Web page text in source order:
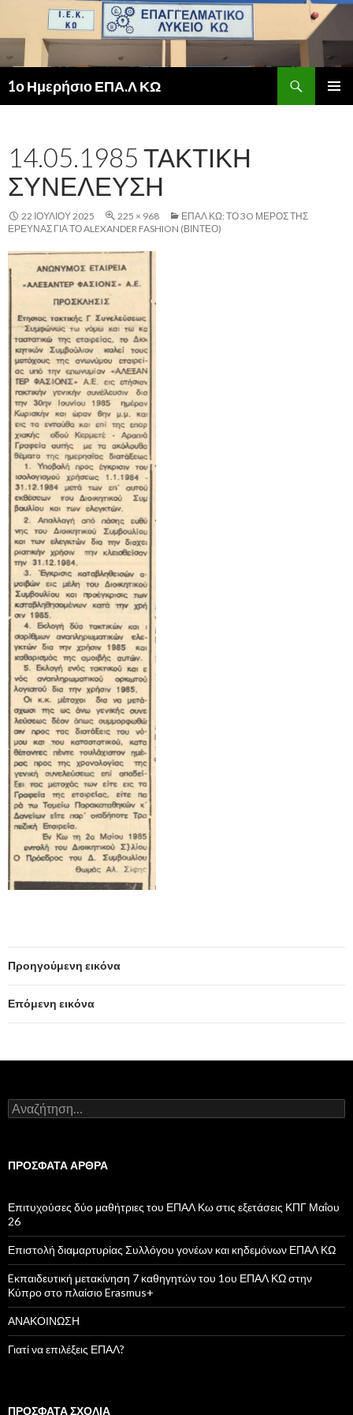
1ο Ημερήσιο ΕΠΑ.Λ ΚΩ
14.05.1985 ΤΑΚΤΙΚΗ
ΣΥΝΕΛΕΥΣΗ
22 ΙΟΥΛΊΟΥ 2025 225 × 968
ΕΠΑΛ ΚΩ: ΤΟ 3O ΜΈΡΟΣ ΤΗΣ
ΈΡΕΥΝΑΣ ΓΙΑ ΤΟ ALEXANDER FASHION (ΒΙΝΤΕΟ)
Προηγούμενη εικόνα
Επόμενη εικόνα
Α
ν
ή
σ
η
γ
ι
α
:
ΠΡΌΣΦΑΤΑ ΆΡΘΡΑ
Επιτυχούσες δύο μαθήτριες του ΕΠΑΛ Κω στις εξετάσεις ΚΠΓ Μαΐου
26
Επιστολή διαμαρτυρίας Συλλόγου γονέων και κηδεμόνων ΕΠΑΛ ΚΩ
Eκπαιδευτική μετακίνηση 7 καθηγητών του 1ου ΕΠΑΛ ΚΩ στην
Κύπρο στο πλαίσιο Erasmus+
ΑΝΑΚΟΙΝΩΣΗ
Γιατί να επιλέξεις ΕΠΑΛ?
ΠΡΌΣΦΑΤΑ ΣΧΌΛΙΑ